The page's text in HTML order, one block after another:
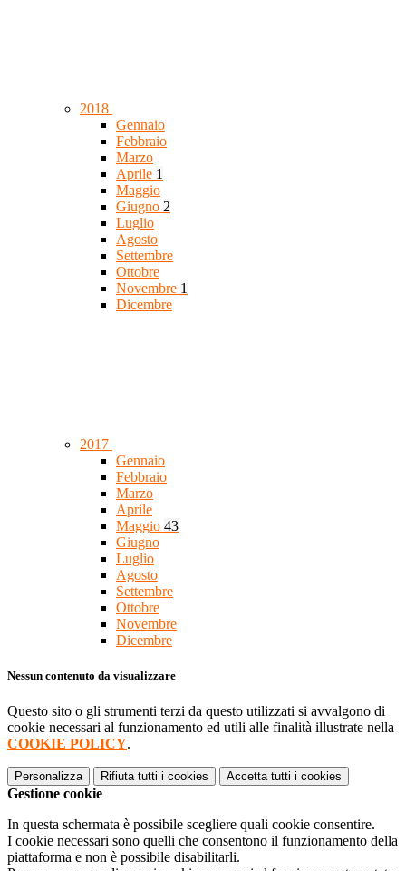
2018
Gennaio
Febbraio
Marzo
Aprile 1
Maggio
Giugno 2
Luglio
Agosto
Settembre
Ottobre
Novembre 1
Dicembre
2017
Gennaio
Febbraio
Marzo
Aprile
Maggio 43
Giugno
Luglio
Agosto
Settembre
Ottobre
Novembre
Dicembre
Nessun contenuto da visualizzare
Questo sito o gli strumenti terzi da questo utilizzati si avvalgono di
cookie necessari al funzionamento ed utili alle finalità illustrate nella
COOKIE POLICY.
Personalizza Rifiuta tutti i cookies Accetta tutti i cookies
Gestione cookie
In questa schermata è possibile scegliere quali cookie consentire.
I cookie necessari sono quelli che consentono il funzionamento della
piattaforma e non è possibile disabilitarli.